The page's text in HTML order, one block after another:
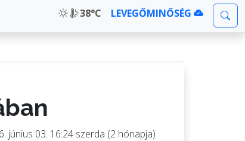
38°C LEVEGŐMINŐSÉG
június 03. 16:24 szerda (2 hónapja)